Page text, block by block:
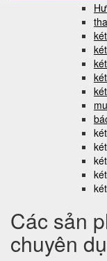
Các sản
chuyên